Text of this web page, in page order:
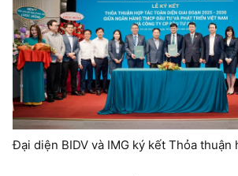
Đại diện BIDV và IMG ký kết Thỏa thuận